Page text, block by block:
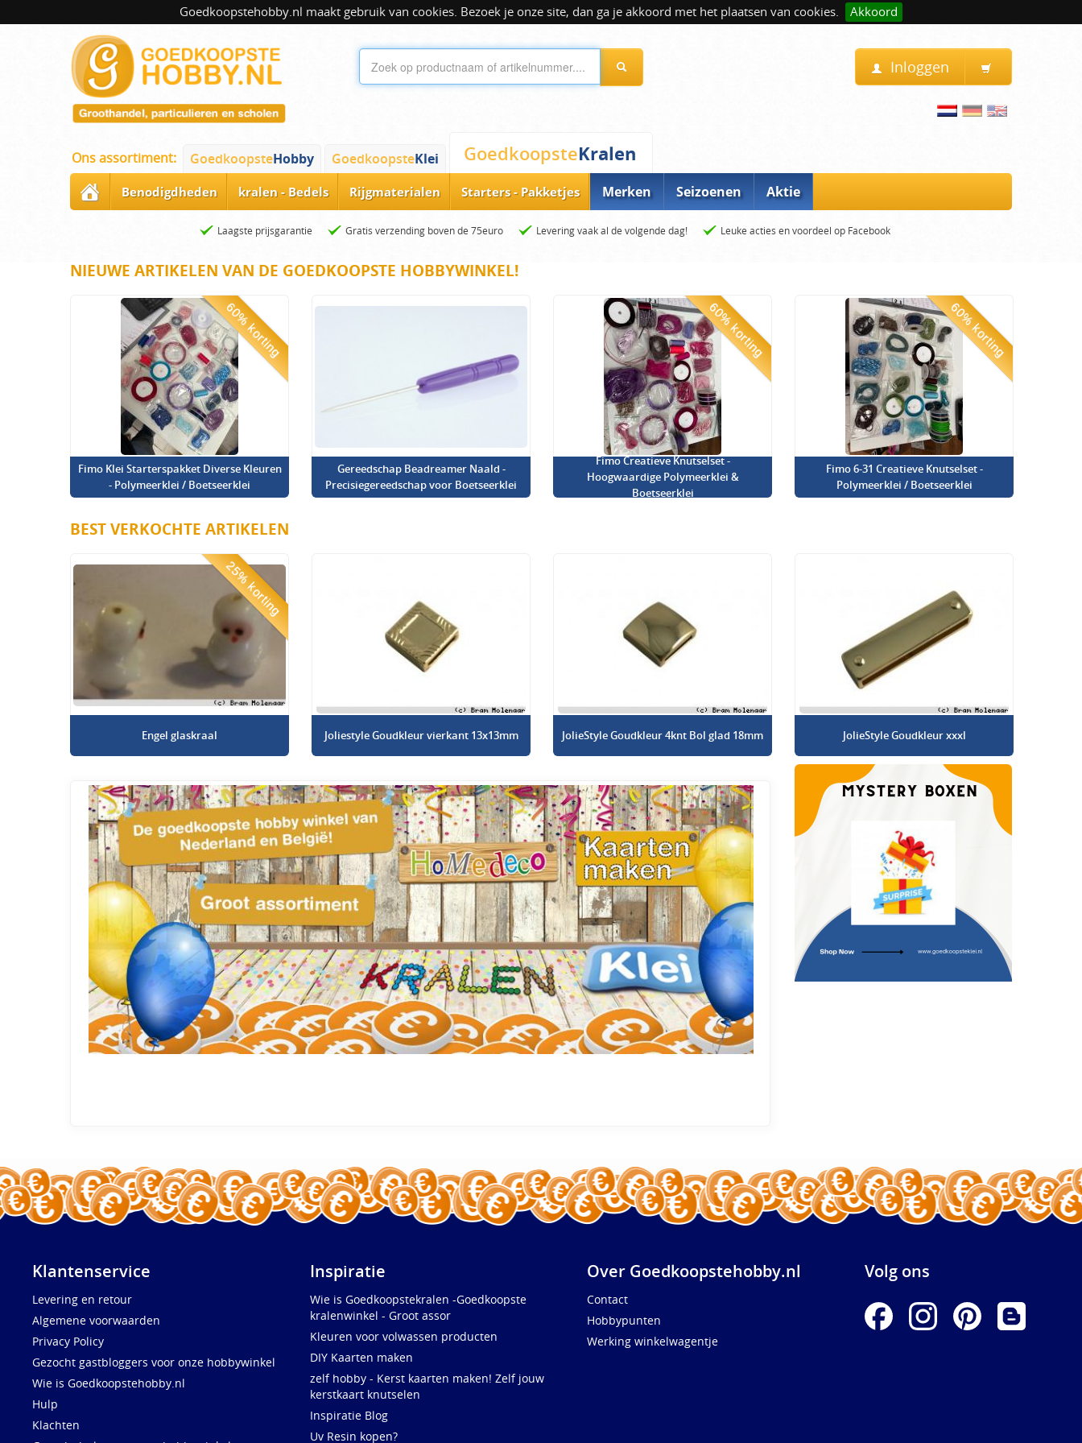
Goedkoopstehobby.nl maakt gebruik van cookies. Bezoek je onze site, dan ga je akkoord met het plaatsen van cookies. Akkoord
Inloggen
Ons assortiment: GoedkoopsteHobby GoedkoopsteKlei GoedkoopsteKralen
Benodigdheden kralen - Bedels Rijgmaterialen Starters - Pakketjes Merken Seizoenen Aktie
Laagste prijsgarantie Gratis verzending boven de 75euro Levering vaak al de volgende dag! Leuke acties en voordeel op Facebook
NIEUWE ARTIKELEN VAN DE GOEDKOOPSTE HOBBYWINKEL!
60% korting
Fimo Klei Starterspakket Diverse Kleuren
- Polymeerklei / Boetseerklei
Gereedschap Beadreamer Naald -
Precisiegereedschap voor Boetseerklei
60% korting
Fimo Creatieve Knutselset -
Hoogwaardige Polymeerklei &
Boetseerklei
60% korting
Fimo 6-31 Creatieve Knutselset -
Polymeerklei / Boetseerklei
BEST VERKOCHTE ARTIKELEN
25% korting
Engel glaskraal Joliestyle Goudkleur vierkant 13x13mm JolieStyle Goudkleur 4knt Bol glad 18mm JolieStyle Goudkleur xxxl
Klantenservice
Levering en retour
Algemene voorwaarden
Privacy Policy
Gezocht gastbloggers voor onze hobbywinkel
Wie is Goedkoopstehobby.nl
Hulp
Klachten
Inspiratie
Wie is Goedkoopstekralen -Goedkoopste
kralenwinkel - Groot assor
Kleuren voor volwassen producten
DIY Kaarten maken
zelf hobby - Kerst kaarten maken! Zelf jouw
kerstkaart knutselen
Inspiratie Blog
Uv Resin kopen?
Over Goedkoopstehobby.nl
Contact
Hobbypunten
Werking winkelwagentje
Volg ons